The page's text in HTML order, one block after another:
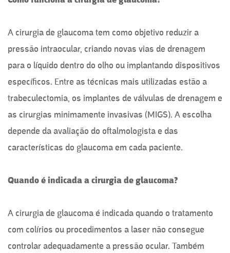
A cirurgia de glaucoma tem como objetivo reduzir a
pressão intraocular, criando novas vias de drenagem
para o líquido dentro do olho ou implantando dispositivos
específicos. Entre as técnicas mais utilizadas estão a
trabeculectomia, os implantes de válvulas de drenagem e
as cirurgias minimamente invasivas (MIGS). A escolha
depende da avaliação do oftalmologista e das
características do glaucoma em cada paciente.
Quando é indicada a cirurgia de glaucoma?
A cirurgia de glaucoma é indicada quando o tratamento
com colírios ou procedimentos a laser não consegue
controlar adequadamente a pressão ocular. Também